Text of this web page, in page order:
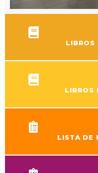
LIBROS
LIBROS
LISTA DE